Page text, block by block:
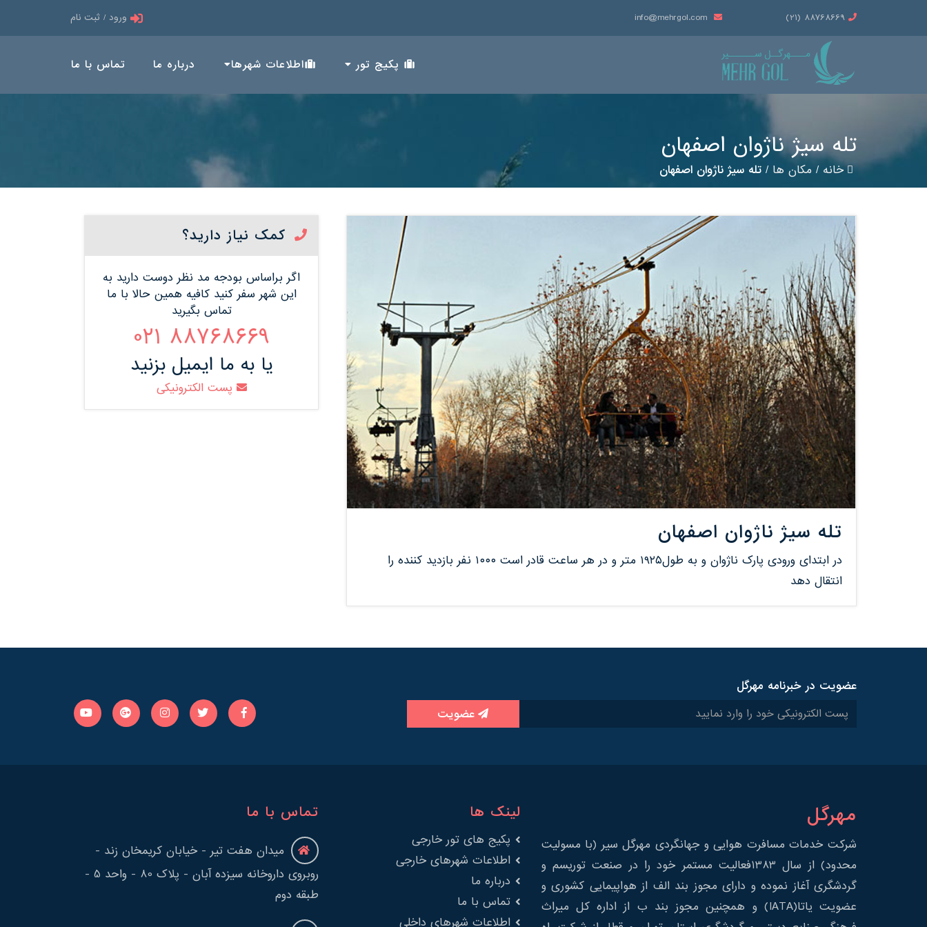
88768669 (21) ورود / ثبت نام
پکیج تور اطلاعات شهرها درباره ما تماس با ما
تله سیژ ناژوان اصفهان
خانه / مکان ها / تله سیژ ناژوان اصفهان
تله سیژ ناژوان اصفهان
در ابتدای ورودی پارک ناژوان و به طول۱۹۲۵ متر و در هر ساعت قادر است ۱۰۰۰ نفر بازدید کننده را
انتقال دهد
کمک نیاز دارید؟
اگر براساس بودجه مد نظر دوست دارید به
این شهر سفر کنید کافیه همین حالا با ما
تماس بگیرید
88768669 021
یا به ما ایمیل بزنید
پست الکترونیکی
عضویت در خبرنامه مهرگل
عضویت
مهرگل
شرکت خدمات مسافرت هوایی و جهانگردی مهرگل سیر (با مسولیت
محدود) از سال 1383فعالیت مستمر خود را در صنعت توریسم و
گردشگری آغاز نموده و دارای مجوز بند الف از هواپیمایی کشوری و
عضویت یاتا(IATA) و همچنین مجوز بند ب از اداره کل میراث
لینک ها
پکیج های تور خارجی
اطلاعات شهرهای خارجی
درباره ما
تماس با ما
اطلاعات شهرهای داخلی
تماس با ما
میدان هفت تیر - خیابان کریمخان زند -
روبروی داروخانه سیزده آبان - پلاک 80 - واحد 5 -
طبقه دوم